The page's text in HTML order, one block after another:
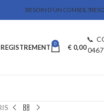
BESOIN D’UN CONSEIL?
0 €0,00
📞